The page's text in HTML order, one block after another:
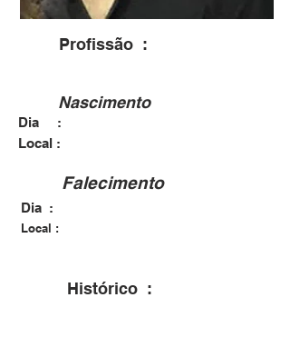
Nascimento
Dia :
Local :
Profissão :
Histórico :
Dia :
Falecimento
Local :